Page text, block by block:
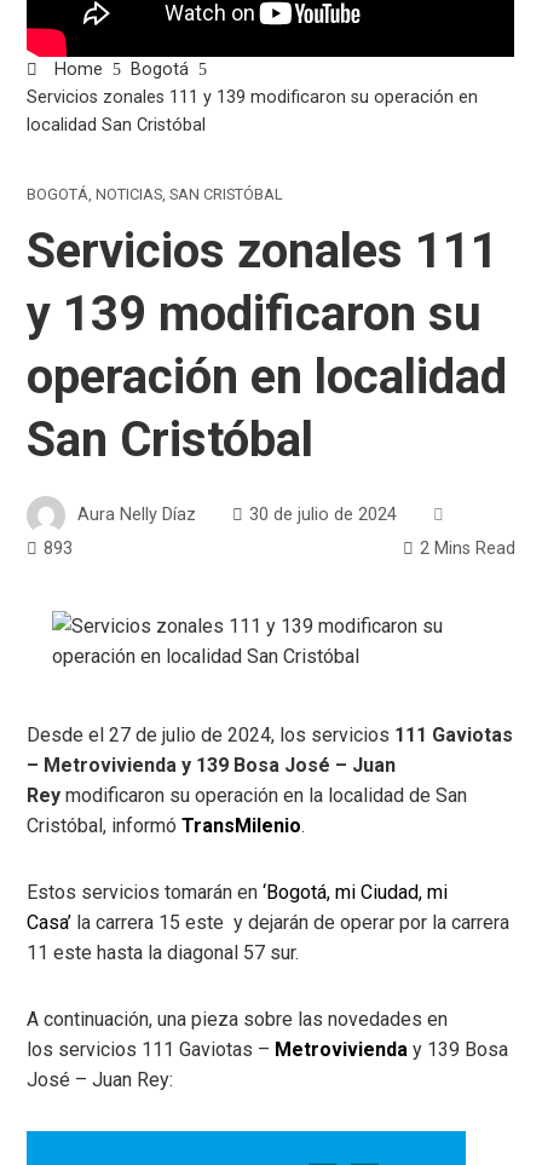
Home
Bogotá
Servicios zonales 111 y 139 modificaron su operación en
localidad San Cristóbal
BOGOTÁ,NOTICIAS,SAN CRISTÓBAL
Servicios zonales 111
y 139 modificaron su
operación en localidad
San Cristóbal
Aura Nelly Díaz
30 de julio de 2024
893
2 Mins Read
Desde el 27 de julio de 2024, los servicios 111 Gaviotas
– Metrovivienda y 139 Bosa José – Juan
Rey modificaron su operación en la localidad de San
Cristóbal, informóTransMilenio.
Estos servicios tomarán en‘Bogotá, mi Ciudad, mi
Casa’ la carrera 15 este y dejarán de operar por la carrera
11 este hasta la diagonal 57 sur.
A continuación, una pieza sobre las novedades en
los servicios 111 Gaviotas – Metrovivienday 139 Bosa
José – Juan Rey: